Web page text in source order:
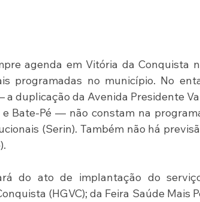
agenda em Vitória da Conquista
programadas no município. No
duplicação da Avenida Presidente
Bate-Pé — não constam na
(Serin). Também não há
do ato de implantação do
(HGVC); da Feira Saúde Mais